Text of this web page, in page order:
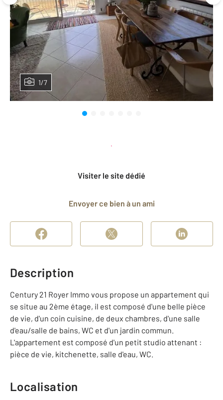
1/7
Visiter le site dédié
Envoyer ce bien à un ami
Description
Century 21 Royer Immo vous propose un appartement qui
se situe au 2ème étage, il est composé d'une belle pièce
de vie, d'un coin cuisine, de deux chambres, d'une salle
d'eau/salle de bains, WC et d'un jardin commun.
L'appartement est composé d'un petit studio attenant :
pièce de vie, kitchenette, salle d'eau, WC.
Localisation